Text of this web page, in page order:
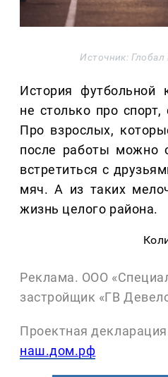
Источник:
История футбольной
не столько про
Про взрослых,
после работы можно
встретиться с
мяч. А из таких
жизнь целого района.
Реклама. ООО
застройщик «ГВ
Проектная
наш.дом.рф